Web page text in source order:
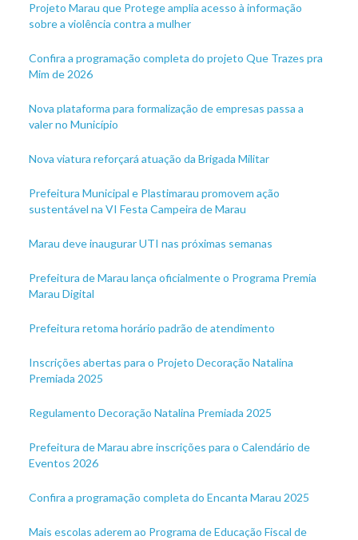
Projeto Marau que Protege amplia acesso à informação
sobre a violência contra a mulher
Confira a programação completa do projeto Que Trazes pra
Mim de 2026
Nova plataforma para formalização de empresas passa a
valer no Município
Nova viatura reforçará atuação da Brigada Militar
Prefeitura Municipal e Plastimarau promovem ação
sustentável na VI Festa Campeira de Marau
Marau deve inaugurar UTI nas próximas semanas
Prefeitura de Marau lança oficialmente o Programa Premia
Marau Digital
Prefeitura retoma horário padrão de atendimento
Inscrições abertas para o Projeto Decoração Natalina
Premiada 2025
Regulamento Decoração Natalina Premiada 2025
Prefeitura de Marau abre inscrições para o Calendário de
Eventos 2026
Confira a programação completa do Encanta Marau 2025
Mais escolas aderem ao Programa de Educação Fiscal de